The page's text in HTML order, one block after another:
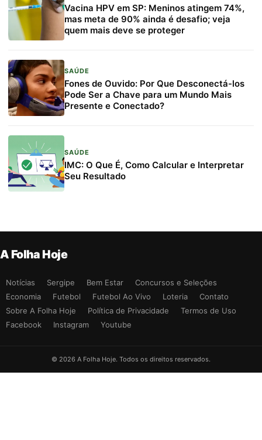
Vacina HPV em SP: Meninos atingem 74%,
mas meta de 90% ainda é desafio; veja
quem mais deve se proteger
SAÚDE
Fones de Ouvido: Por Que Desconectá-los
Pode Ser a Chave para um Mundo Mais
Presente e Conectado?
SAÚDE
IMC: O Que É, Como Calcular e Interpretar
Seu Resultado
A Folha Hoje
Notícias Sergipe Bem Estar
Concursos e Seleções
Economia
Futebol Futebol Ao Vivo Loteria
Contato
Sobre A Folha Hoje
Política de Privacidade
Termos de Uso
Facebook
Instagram Youtube
© 2026 A Folha Hoje. Todos os direitos reservados.